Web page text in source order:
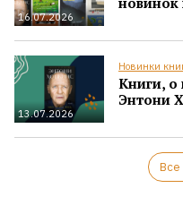
16.07.2026
13.07.2026
Новинки
Книги, о
Энтони
Все